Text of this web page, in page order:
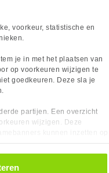
voorkeur, statistische en
je in met het plaatsen van
op voorkeuren wijzigen te
goedkeuren. Deze sla je
partijen. Een overzicht
wijzigen. Deze
altijd intrekken, dit doe je
op ‘Cookievoorkeuren’
maakt geen gebruik
het veiliger is dan
zo dat de kans op
AIO-waterkoelers.
Megekko
modellen uit
maken die bij jou en